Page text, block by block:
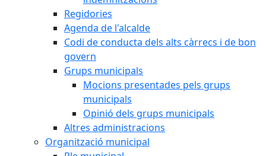
Regidories
Agenda de l'alcalde
Codi de conducta dels alts càrrecs i de bon
govern
Grups municipals
Mocions presentades pels grups
municipals
Opinió dels grups municipals
Altres administracions
Organització municipal